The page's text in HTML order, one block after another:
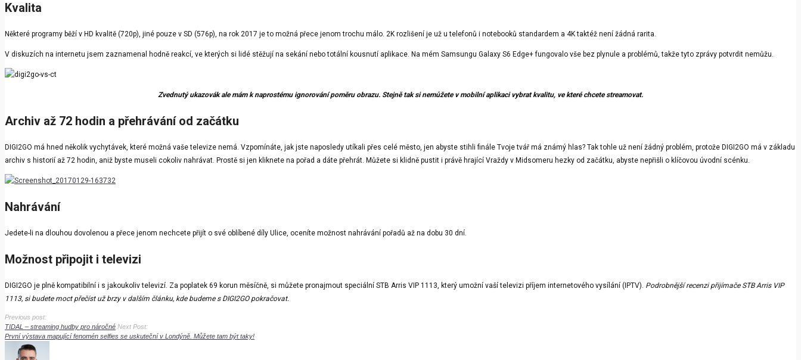
Kvalita
Některé programy běží v HD kvalitě (720p), jiné pouze v SD (576p), na rok 2017 je to možná přece jenom trochu málo. 2K rozlišení je už u telefonů i notebooků standardem a 4K taktéž není žádná rarita.
V diskuzích na internetu jsem zaznamenal hodně reakcí, ve kterých si lidé stěžují na sekání nebo totální kousnutí aplikace. Na mém Samsungu Galaxy S6 Edge+ fungovalo vše bez plynule a problémů, takže tyto zprávy potvrdit nemůžu.
Zvednutý ukazovák ale mám k naprostému ignorování poměru obrazu. Stejně tak si nemůžete v mobilní aplikaci vybrat kvalitu, ve které chcete streamovat.
Archiv až 72 hodin a přehrávání od začátku
DIGI2GO má hned několik vychytávek, které možná vaše televize nemá. Vzpomínáte, jak jste naposledy utíkali přes celé město, jen abyste stihli finále Tvoje tvář má známý hlas? Tak tohle už není žádný problém, protože DIGI2GO má v základu
archiv s historií až 72 hodin, aniž byste museli cokoliv nahrávat. Prostě si jen kliknete na pořad a dáte přehrát. Můžete si klidně pustit i právě hrající Vraždy v Midsomeru hezky od začátku, abyste nepřišli o klíčovou úvodní scénku.
Nahrávání
Jedete-li na dlouhou dovolenou a přece jenom nechcete přijít o své oblíbené díly Ulice, oceníte možnost nahrávání pořadů až na dobu 30 dní.
Možnost připojit i televizi
DIGI2GO je plně kompatibilní i s jakoukoliv televizí. Za poplatek 69 korun měsíčně, si můžete pronajmout speciální STB Arris VIP 1113, který umožní vaší televizi příjem internetového vysílání (IPTV). Podrobnější recenzi přijímače STB Arris VIP
1113, si budete moct přečíst už brzy v dalším článku, kde budeme s DIGI2GO pokračovat.
Previous post:
TIDAL – streaming hudby pro náročné Next Post:
První výstava mapující fenomén selfies se uskuteční v Londýně. Můžete tam být taky!